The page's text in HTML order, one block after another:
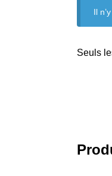
Il
Seuls